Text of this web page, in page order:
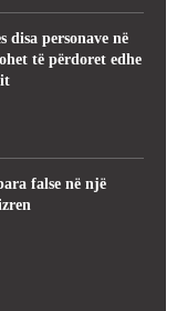
disa personave në
të përdoret edhe
false në një